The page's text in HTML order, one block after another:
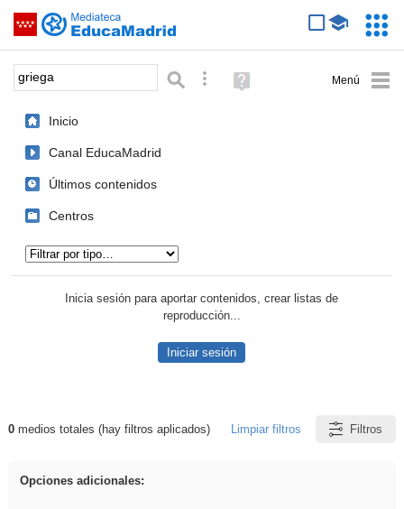
Saltar navegación
Palabra o frase: Búsqueda avanzada
Ayuda
(en
Inicio
Canal EducaMadrid
Últimos contenidos
Centros
Inicia sesión para aportar contenidos, crear listas de
reproducción...
Iniciar sesión
Resultados de: griega
0medios totales (hay filtros aplicados) Limpiar filtros Filtros
Opciones adicionales: